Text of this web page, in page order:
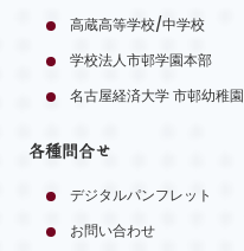
高蔵高等学校/中学校
学校法人市邨学園本部
名古屋経済大学 市邨幼稚園
各種問合せ
デジタルパンフレット
お問い合わせ